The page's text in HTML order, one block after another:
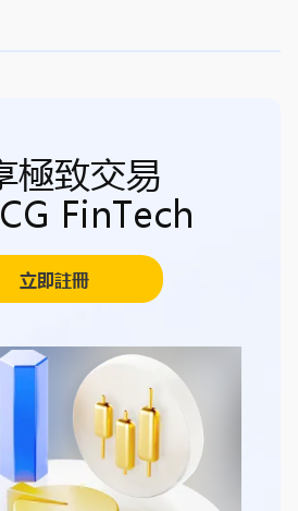
極致交易
FinTech
立即註冊